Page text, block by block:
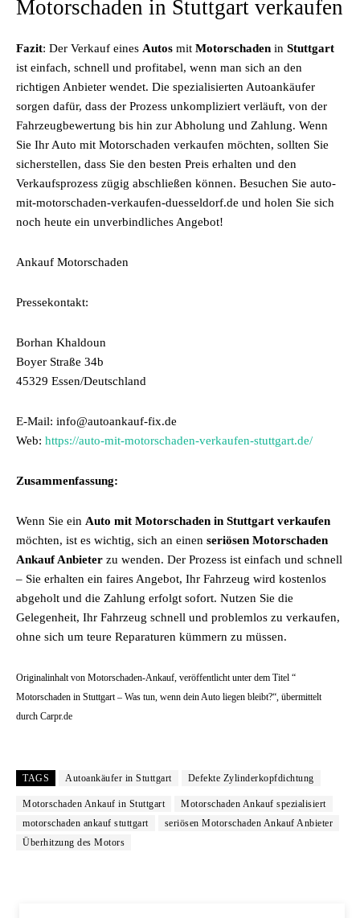
Motorschaden in Stuttgart verkaufen
Fazit: Der Verkauf eines Autos mit Motorschaden in Stuttgart
ist einfach, schnell und profitabel, wenn man sich an den
richtigen Anbieter wendet. Die spezialisierten Autoankäufer
sorgen dafür, dass der Prozess unkompliziert verläuft, von der
Fahrzeugbewertung bis hin zur Abholung und Zahlung. Wenn
Sie Ihr Auto mit Motorschaden verkaufen möchten, sollten Sie
sicherstellen, dass Sie den besten Preis erhalten und den
Verkaufsprozess zügig abschließen können. Besuchen Sie auto-
mit-motorschaden-verkaufen-duesseldorf.de und holen Sie sich
noch heute ein unverbindliches Angebot!
Ankauf Motorschaden
Pressekontakt:
Borhan Khaldoun
Boyer Straße 34b
45329 Essen/Deutschland
E-Mail: info@autoankauf-fix.de
Web: https://auto-mit-motorschaden-verkaufen-stuttgart.de/
Zusammenfassung:
Wenn Sie ein Auto mit Motorschaden in Stuttgart verkaufen
möchten, ist es wichtig, sich an einen seriösen Motorschaden
Ankauf Anbieter zu wenden. Der Prozess ist einfach und schnell
– Sie erhalten ein faires Angebot, Ihr Fahrzeug wird kostenlos
abgeholt und die Zahlung erfolgt sofort. Nutzen Sie die
Gelegenheit, Ihr Fahrzeug schnell und problemlos zu verkaufen,
ohne sich um teure Reparaturen kümmern zu müssen.
Originalinhalt von Motorschaden-Ankauf, veröffentlicht unter dem Titel “
Motorschaden in Stuttgart – Was tun, wenn dein Auto liegen bleibt?“, übermittelt
durch Carpr.de
TAGS Autoankäufer in Stuttgart Defekte Zylinderkopfdichtung
Motorschaden Ankauf in Stuttgart
Motorschaden Ankauf spezialisiert
motorschaden ankauf stuttgart
seriösen Motorschaden Ankauf Anbieter
Überhitzung des Motors